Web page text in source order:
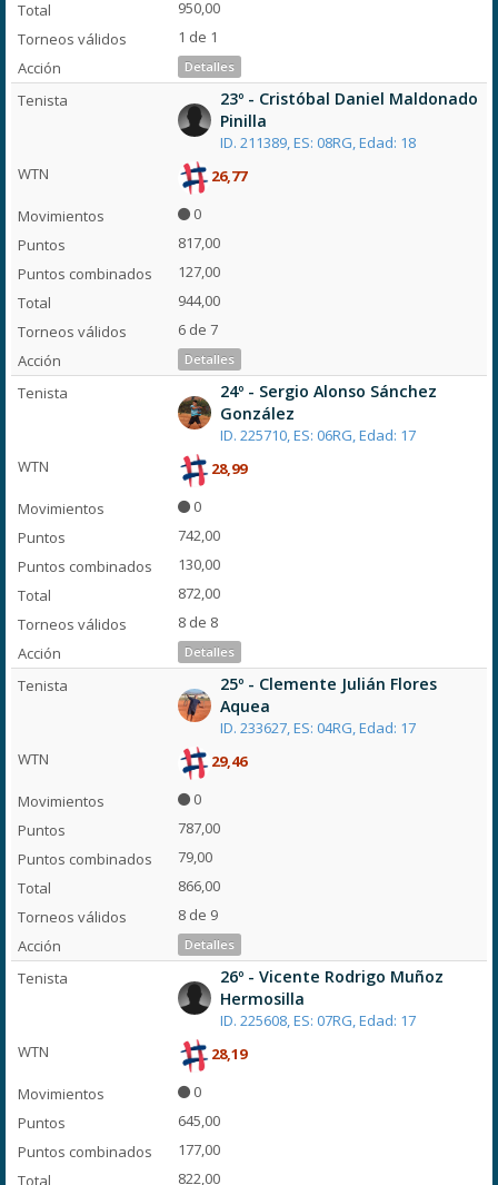
950,00
1 de 1
Detalles
23º - Cristóbal Daniel Maldonado
Pinilla
ID. 211389, ES: 08RG, Edad: 18
26,77
0
817,00
127,00
944,00
6 de 7
Detalles
24º - Sergio Alonso Sánchez
González
ID. 225710, ES: 06RG, Edad: 17
28,99
0
742,00
130,00
872,00
8 de 8
Detalles
25º - Clemente Julián Flores
Aquea
ID. 233627, ES: 04RG, Edad: 17
29,46
0
787,00
79,00
866,00
8 de 9
Detalles
26º - Vicente Rodrigo Muñoz
Hermosilla
ID. 225608, ES: 07RG, Edad: 17
28,19
0
645,00
177,00
822,00